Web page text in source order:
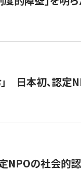
日本初、認定
の社会的